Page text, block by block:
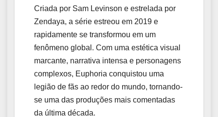
Criada por Sam Levinson e estrelada por
Zendaya, a série estreou em 2019 e
rapidamente se transformou em um
fenômeno global. Com uma estética visual
marcante, narrativa intensa e personagens
complexos, Euphoria conquistou uma
legião de fãs ao redor do mundo, tornando-
se uma das produções mais comentadas
da última década.